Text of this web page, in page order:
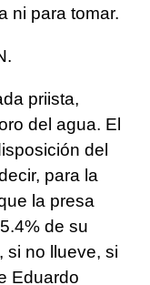
ni para tomar.
priista,
del agua. El
del
para la
la presa
de su
si no llueve, si
Eduardo